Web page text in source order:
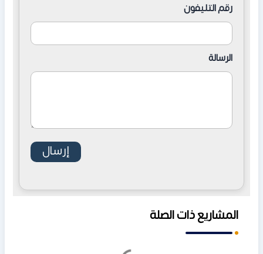
رقم التليفون
الرسالة
المشاريع ذات الصلة